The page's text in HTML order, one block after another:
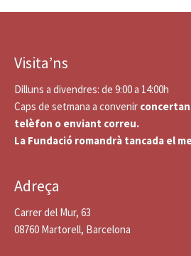
Visita’ns
Dilluns a divendres: de 9:00 a 14:00h
Caps de setmana a convenir
telèfon o enviant correu.
La Fundació romandrà tancada el
Adreça
Carrer del Mur, 63
08760 Martorell, Barcelona